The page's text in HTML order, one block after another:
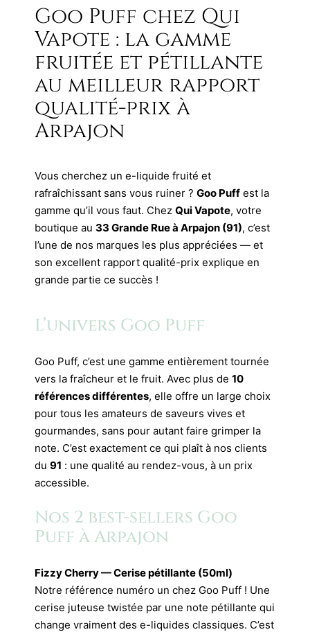
Goo Puff chez Qui
Vapote : la gamme
fruitée et pétillante
au meilleur rapport
qualité-prix à
Arpajon
Vous cherchez un e-liquide fruité et
rafraîchissant sans vous ruiner ? Goo Puff est la
gamme qu’il vous faut. Chez Qui Vapote, votre
boutique au 33 Grande Rue à Arpajon (91), c’est
l’une de nos marques les plus appréciées — et
son excellent rapport qualité-prix explique en
grande partie ce succès !
L’univers Goo Puff
Goo Puff, c’est une gamme entièrement tournée
vers la fraîcheur et le fruit. Avec plus de 10
références différentes, elle offre un large choix
pour tous les amateurs de saveurs vives et
gourmandes, sans pour autant faire grimper la
note. C’est exactement ce qui plaît à nos clients
du 91 : une qualité au rendez-vous, à un prix
accessible.
Nos 2 best-sellers Goo
Puff à Arpajon
Fizzy Cherry — Cerise pétillante (50ml)
Notre référence numéro un chez Goo Puff ! Une
cerise juteuse twistée par une note pétillante qui
change vraiment des e-liquides classiques. C’est